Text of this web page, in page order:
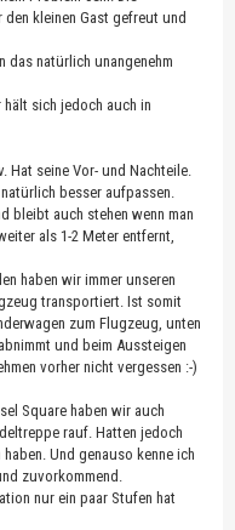
kleinen Gast gefreut und
das natürlich unangenehm
hält sich jedoch auch in
Hat seine Vor- und Nachteile.
besser aufpassen.
bleibt auch stehen wenn man
als 1-2 Meter entfernt,
haben wir immer unseren
transportiert. Ist somit
zum Flugzeug, unten
und beim Aussteigen
vorher nicht vergessen :-)
Square haben wir auch
rauf. Hatten jedoch
Und genauso kenne ich
zuvorkommend.
nur ein paar Stufen hat